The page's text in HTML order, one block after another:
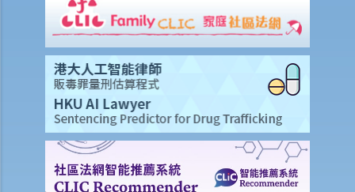
Q1. M女士明白，在駕駛時手持流動電話交談，乃屬犯罪。但使用流動
電話的揚聲功能呢？使用免提裝置又如何呢？法律是否禁止使用類似的
功能或裝置？
Q2. 如今，許多計程車司機在駕駛座位前會設有多部流動電話來處理業
務。這可能會影響他們對道路情況的專注力。他們會否因此而觸犯任何
交通法例呢（即使他們使用免提功能收發電話）？
Q3. 駕駛者可以在駕駛時觀看錄像嗎？
8. 與私家路有關